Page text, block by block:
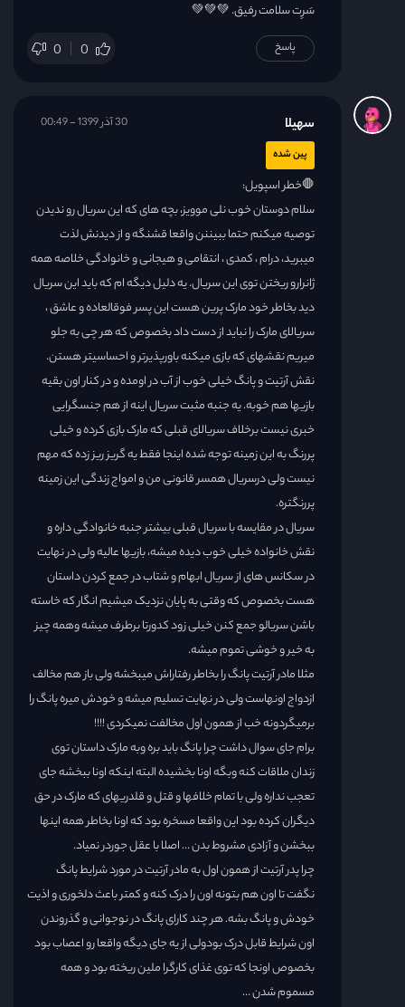
سَرِت سلامت رفیق. 💚💚💚
0 0 پاسخ
سهیلا
پین شده
🛑خطر اسپویل:
سلام دوستان خوب نلی موویز، بچه های که این سریال رو ندیدن
توصیه میکنم حتما ببیننن واقعا قشنگه و از دیدنش لذت
میبرید، درام ، کمدی ، انتقامی و هیجانی و خانوادگی خلاصه همه
ژانرارو ریختن توی این سریال. یه دلیل دیگه ام که باید این سریال
دید بخاطر خود مارک پرین هست این پسر فوقالعاده و عاشق ،
سریالای مارک را نباید از دست داد بخصوص که هر چی به جلو
میریم نقشهای که بازی میکنه باورپذیرتر و احساسیتر هستن.
نقش آرتیت و پانگ خیلی خوب از آب در اومده و در کنار اون بقیه
بازیها هم خوبه. یه جنبه مثبت سریال اینه از هم جنسگرایی
خبری نیست برخلاف سریالای قبلی که مارک بازی کرده و خیلی
پررنگ به این زمینه توجه شده اینجا فقط یه گریز ریز زده که مهم
نیست ولی درسریال همسر قانونی من و امواج زندگی این زمینه
پررنگتره.
سریال در مقایسه با سریال قبلی بیشتر جنبه خانوادگی داره و
نقش خانواده خیلی خوب دیده میشه، بازیها عالیه ولی در نهایت
در سکانس های از سریال ابهام و شتاب در جمع کردن داستان
هست بخصوص که وقتی به پایان نزدیک میشیم انگار که خاسته
باشن سریالو جمع کنن خیلی زود کدورتا برطرف میشه وهمه چیز
به خیر و خوشی تموم میشه.
مثلا مادر آرتیت پانگ را بخاطر رفتاراش میبخشه ولی باز هم مخالف
ازدواج اونهاست ولی در نهایت تسلیم میشه و خودش میره پانگ را
برمیگردونه خب از همون اول مخالفت نمیکردی !!!!
برام جای سوال داشت چرا پانگ باید بره وبه مارک داستان توی
زندان ملاقات کنه وبگه اونا بخشیده البته اینکه اونا ببخشه جای
تعجب نداره ولی با تمام خلافها و قتل و قلدریهای که مارک در حق
دیگران کرده بود این واقعا مسخره بود که اونا بخاطر همه اینها
ببخشن و آزادی مشروط بدن … اصلا با عقل جوردر نمیاد.
چرا پدر آرتیت از همون اول به مادر آرتیت در مورد شرایط پانگ
نگفت تا اون هم بتونه اون را درک کنه و کمتر باعث دلخوری و اذیت
خودش و پانگ بشه. هر چند کارای پانگ در نوجوانی و گذروندن
اون شرایط قابل درک بودولی از یه جای دیگه واقعا رو اعصاب بود
بخصوص اونجا که توی غذای کارگرا ملین ریخته بود و همه
مسموم شدن …
30 آذر 1399 - 00:49